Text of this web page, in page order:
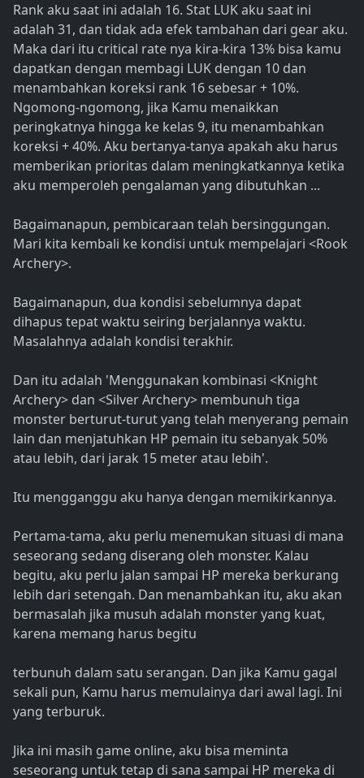
Rank aku saat ini adalah 16. Stat LUK aku saat ini
adalah 31, dan tidak ada efek tambahan dari gear aku.
Maka dari itu critical rate nya kira-kira 13% bisa kamu
dapatkan dengan membagi LUK dengan 10 dan
menambahkan koreksi rank 16 sebesar + 10%.
Ngomong-ngomong, jika Kamu menaikkan
peringkatnya hingga ke kelas 9, itu menambahkan
koreksi + 40%. Aku bertanya-tanya apakah aku harus
memberikan prioritas dalam meningkatkannya ketika
aku memperoleh pengalaman yang dibutuhkan ...
Bagaimanapun, pembicaraan telah bersinggungan.
Mari kita kembali ke kondisi untuk mempelajari <Rook
Archery>.
Bagaimanapun, dua kondisi sebelumnya dapat
dihapus tepat waktu seiring berjalannya waktu.
Masalahnya adalah kondisi terakhir.
Dan itu adalah 'Menggunakan kombinasi <Knight
Archery> dan <Silver Archery> membunuh tiga
monster berturut-turut yang telah menyerang pemain
lain dan menjatuhkan HP pemain itu sebanyak 50%
atau lebih, dari jarak 15 meter atau lebih'.
Itu mengganggu aku hanya dengan memikirkannya.
Pertama-tama, aku perlu menemukan situasi di mana
seseorang sedang diserang oleh monster. Kalau
begitu, aku perlu jalan sampai HP mereka berkurang
lebih dari setengah. Dan menambahkan itu, aku akan
bermasalah jika musuh adalah monster yang kuat,
karena memang harus begitu
terbunuh dalam satu serangan. Dan jika Kamu gagal
sekali pun, Kamu harus memulainya dari awal lagi. Ini
yang terburuk.
Jika ini masih game online, aku bisa meminta
seseorang untuk tetap di sana sampai HP mereka di